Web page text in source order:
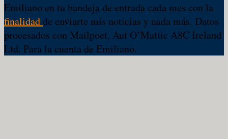
Emiliano en tu bandeja de entrada cada mes con la
finalidadde enviarte mis noticias y nada más. Datos
procesados con Mailpoet, Aut O’Mattic A8C Ireland
Ltd. Para la cuenta de Emiliano.